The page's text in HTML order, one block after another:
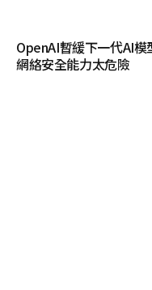
OpenAI暫緩下一代AI
網絡安全能力太危險